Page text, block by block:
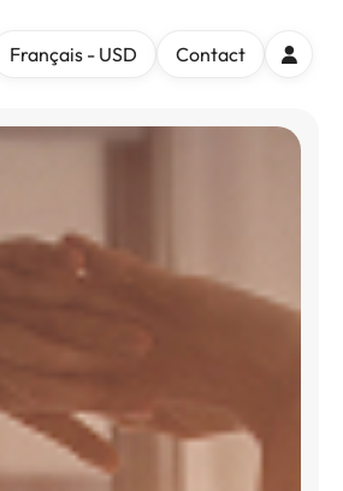
Français - USD Contact